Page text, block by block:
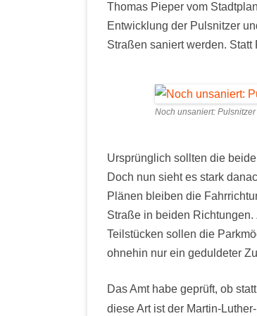
Thomas Pieper vom
Entwicklung der Pulsnitzer
Straßen saniert werden. Statt
Noch unsaniert:
Ursprünglich sollten die
Doch nun sieht es stark
Plänen bleiben die
Straße in beiden
Teilstücken sollen die
ohnehin nur ein geduldeter
Das Amt habe geprüft, ob
diese Art ist der Martin-